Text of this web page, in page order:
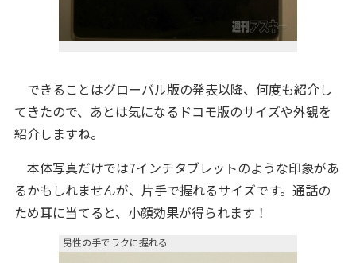
できることはグローバル版の発表以降、何度も紹介し
てきたので、あとは気になるドコモ版のサイズや外観を
紹介しますね。
本体写真だけでは7インチタブレットのような印象があ
るかもしれませんが、片手で握れるサイズです。通話の
ため耳に当てると、小顔効果が得られます！
男性の手でラクに握れる